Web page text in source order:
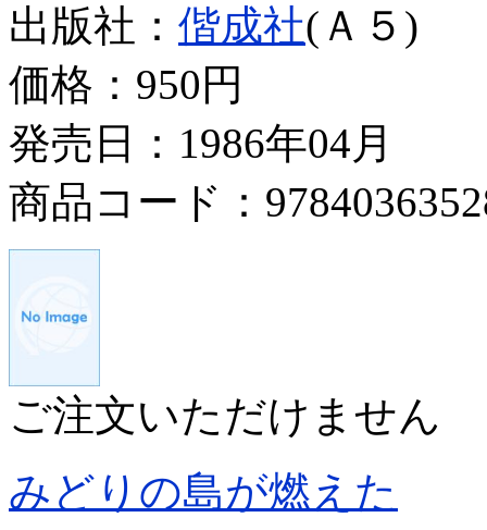
出版社： 偕成社(Ａ５)
価格： 950円
発売日：1986年04月
商品コード：
ご注文いただけません
みどりの島が燃えた